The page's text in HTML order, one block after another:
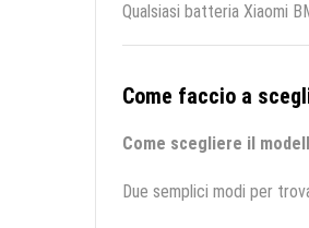
Qualsiasi batteria Xiaomi
Come faccio a
Come scegliere il
Due semplici modi per